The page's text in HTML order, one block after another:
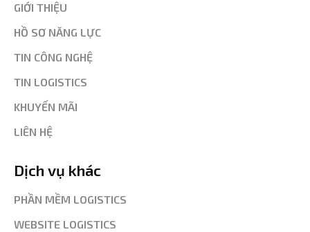
GIỚI THIỆU
HỒ SƠ NĂNG LỰC
TIN CÔNG NGHỆ
TIN LOGISTICS
KHUYẾN MÃI
LIÊN HỆ
Dịch vụ khác
PHẦN MỀM LOGISTICS
WEBSITE LOGISTICS